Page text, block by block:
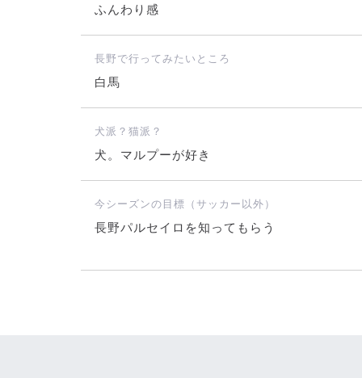
ふんわり感
長野で行ってみたいところ
白馬
犬派？猫派？
犬。マルプーが好き
今シーズンの目標（サッカー以外）
長野パルセイロを知ってもらう